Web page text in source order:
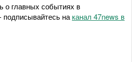
о главных событиях в
подписывайтесь на канал 47news в